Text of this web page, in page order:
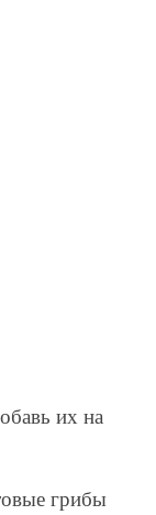
их на
грибы